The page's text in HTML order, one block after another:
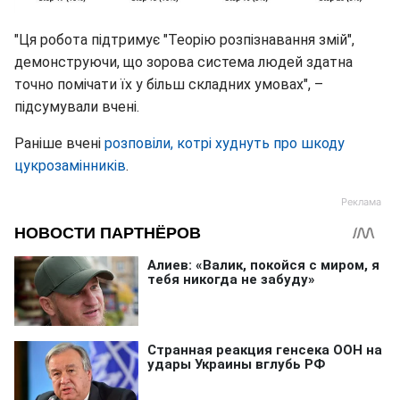
"Ця робота підтримує "Теорію розпізнавання змій",
демонструючи, що зорова система людей здатна
точно помічати їх у більш складних умовах", –
підсумували вчені.
Раніше вчені розповіли, котрі худнуть про шкоду
цукрозамінників.